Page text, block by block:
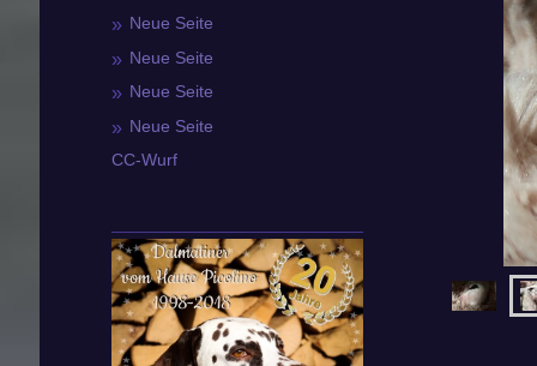
Neue Seite
Neue Seite
Neue Seite
Neue Seite
CC-Wurf